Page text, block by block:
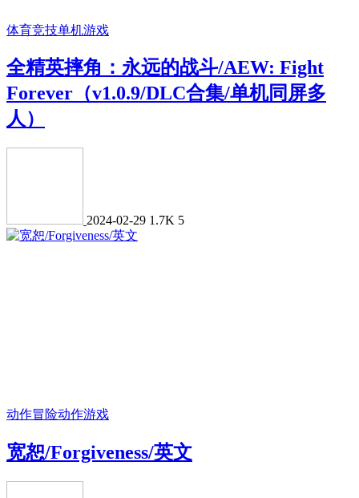
体育竞技单机游戏
全精英摔角：永远的战斗/AEW: Fight
Forever（v1.0.9/DLC合集/单机同屏多
人）
2024-02-29 1.7K 5
动作冒险动作游戏
宽恕/Forgiveness/英文